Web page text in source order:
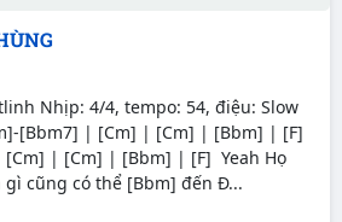
Nhịp: 4/4, tempo: 54, điệu: Slow
[Bbm7] | [Cm] | [Cm] | [Bbm] | [F]
| [Cm] | [Bbm] | [F] Yeah Họ
cũng có thể [Bbm] đến Đ...